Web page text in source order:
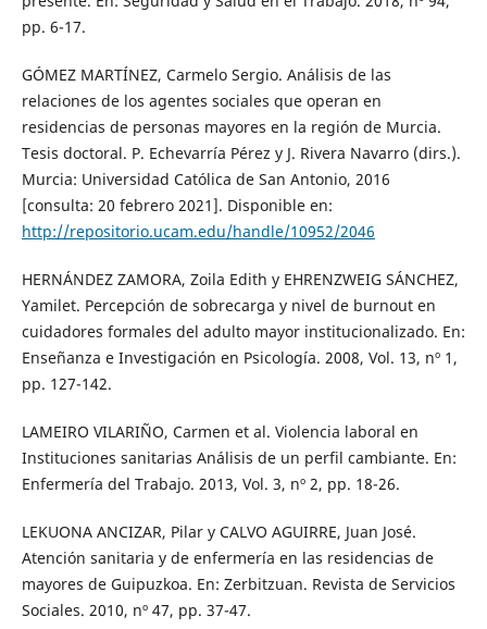
pp. 6-17.
GÓMEZ MARTÍNEZ, Carmelo Sergio. Análisis de las
relaciones de los agentes sociales que operan en
residencias de personas mayores en la región de Murcia.
Tesis doctoral. P. Echevarría Pérez y J. Rivera Navarro (dirs.).
Murcia: Universidad Católica de San Antonio, 2016
[consulta: 20 febrero 2021]. Disponible en:
http://repositorio.ucam.edu/handle/10952/2046
HERNÁNDEZ ZAMORA, Zoila Edith y EHRENZWEIG SÁNCHEZ,
Yamilet. Percepción de sobrecarga y nivel de burnout en
cuidadores formales del adulto mayor institucionalizado. En:
Enseñanza e Investigación en Psicología. 2008, Vol. 13, nº 1,
pp. 127-142.
LAMEIRO VILARIÑO, Carmen et al. Violencia laboral en
Instituciones sanitarias Análisis de un perfil cambiante. En:
Enfermería del Trabajo. 2013, Vol. 3, nº 2, pp. 18-26.
LEKUONA ANCIZAR, Pilar y CALVO AGUIRRE, Juan José.
Atención sanitaria y de enfermería en las residencias de
mayores de Guipuzkoa. En: Zerbitzuan. Revista de Servicios
Sociales. 2010, nº 47, pp. 37-47.